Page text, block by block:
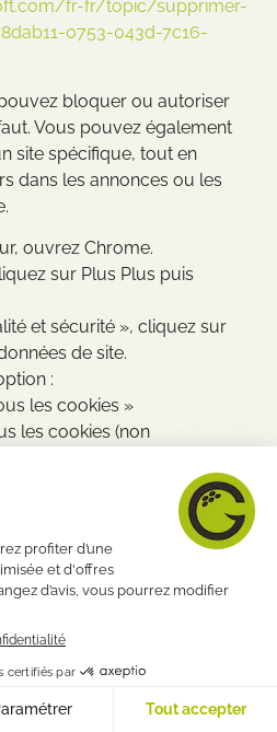
fr-fr/topic/supprimer-
0753-043d-7c16-
bloquer ou autoriser
Vous pouvez également
site spécifique, tout en
dans les annonces ou les
ouvrez Chrome.
sur Plus Plus puis
et sécurité », cliquez sur
de site.
:
les cookies »
les cookies (non
cookies tiers en mode
»
cookies tiers » Important : Si
cookies tiers, l’ensemble
des données d’autres sites
même si ces sites sont
votre liste d’exceptions.
chrome/answer/95647?